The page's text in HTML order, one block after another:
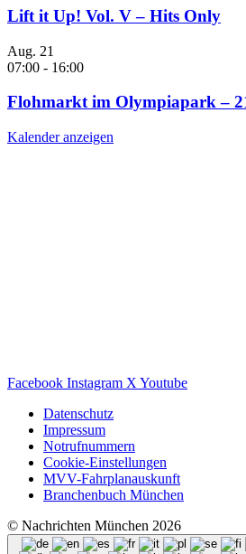
Lift it Up! Vol. V – Hits Only
Aug. 21
07:00 - 16:00
Flohmarkt im Olympiapark –
Kalender anzeigen
Facebook Instagram X Youtube
Datenschutz
Impressum
Notrufnummern
Cookie-Einstellungen
MVV-Fahrplanauskunft
Branchenbuch München
© Nachrichten München 2026